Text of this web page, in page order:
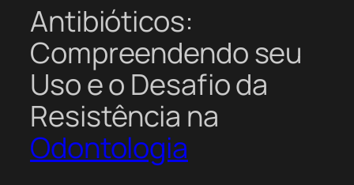
Antibióticos:
Compreendendo seu
Uso e o Desafio da
Resistência na
Odontologia